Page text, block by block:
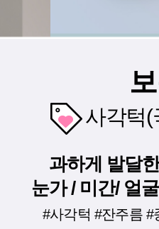
사각턱(
과하게 발달
눈가 / 미간/ 얼
#사각턱 #잔주름